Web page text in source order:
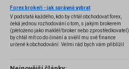
Forex brokeři - jak správně vybrat
V podstatě každého, kdo by chtěl obchodovat forex,
čeká jednou rozhodování o tom, s jakým brokerem
(přeloženo jako makléř/broker nebo zprostředkovatel)
by chtěl mít co do činění a svěřil mu své finance
určené k obchodování. Velmi rád bych vám přiblížil
několik příkladů nejznámějších z nich.